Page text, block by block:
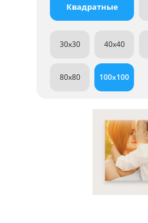
Квадратные
30x30 40x40
80x80 100x100